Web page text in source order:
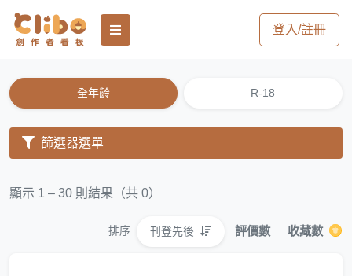
登入/註冊
全年齡 R-18
篩選器選單
顯示 1 – 30 則結果（共 0）
排序 刊登先後 評價數 收藏數